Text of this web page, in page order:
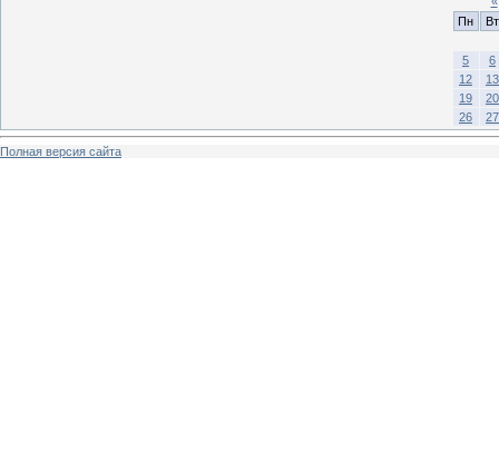
Пн
Вт
5
6
12
13
19
20
26
27
Полная версия сайта